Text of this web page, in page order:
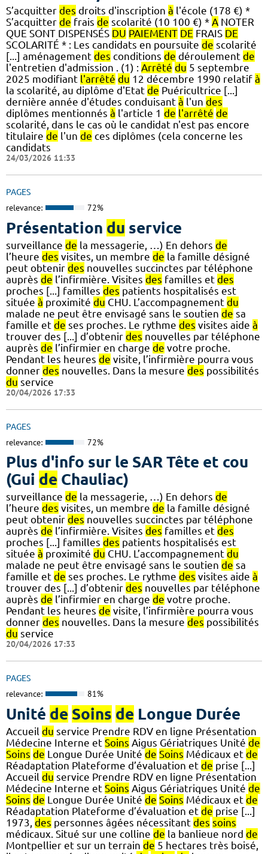
S’acquitter des droits d'inscription à l'école (178 €) *
S’acquitter de frais de scolarité (10 100 €) * A NOTER
QUE SONT DISPENSÉS DU PAIEMENT DE FRAIS DE
SCOLARITÉ * : Les candidats en poursuite de scolarité
[...] aménagement des conditions de déroulement de
l'entretien d'admission . (1) : Arrêté du 5 septembre
2025 modifiant l'arrêté du 12 décembre 1990 relatif à
la scolarité, au diplôme d'Etat de Puéricultrice [...]
dernière année d'études conduisant à l'un des
diplômes mentionnés à l'article 1 de l'arrêté de
scolarité, dans le cas où le candidat n'est pas encore
titulaire de l'un de ces diplômes (cela concerne les
candidats
24/03/2026 11:33
PAGES
relevance: 72%
Présentation du service
surveillance de la messagerie, …) En dehors de
l’heure des visites, un membre de la famille désigné
peut obtenir des nouvelles succinctes par téléphone
auprès de l’infirmière. Visites des familles et des
proches [...] familles des patients hospitalisés est
située à proximité du CHU. L’accompagnement du
malade ne peut être envisagé sans le soutien de sa
famille et de ses proches. Le rythme des visites aide à
trouver des [...] d’obtenir des nouvelles par téléphone
auprès de l’infirmier en charge de votre proche.
Pendant les heures de visite, l’infirmière pourra vous
donner des nouvelles. Dans la mesure des possibilités
du service
20/04/2026 17:33
PAGES
relevance: 72%
Plus d'info sur le SAR Tête et cou
(Gui de Chauliac)
surveillance de la messagerie, …) En dehors de
l’heure des visites, un membre de la famille désigné
peut obtenir des nouvelles succinctes par téléphone
auprès de l’infirmière. Visites des familles et des
proches [...] familles des patients hospitalisés est
située à proximité du CHU. L’accompagnement du
malade ne peut être envisagé sans le soutien de sa
famille et de ses proches. Le rythme des visites aide à
trouver des [...] d’obtenir des nouvelles par téléphone
auprès de l’infirmier en charge de votre proche.
Pendant les heures de visite, l’infirmière pourra vous
donner des nouvelles. Dans la mesure des possibilités
du service
20/04/2026 17:33
PAGES
relevance: 81%
Unité de Soins de Longue Durée
Accueil du service Prendre RDV en ligne Présentation
Médecine Interne et Soins Aigus Gériatriques Unité de
Soins de Longue Durée Unité de Soins Médicaux et de
Réadaptation Plateforme d’évaluation et de prise [...]
Accueil du service Prendre RDV en ligne Présentation
Médecine Interne et Soins Aigus Gériatriques Unité de
Soins de Longue Durée Unité de Soins Médicaux et de
Réadaptation Plateforme d’évaluation et de prise [...]
1973, des personnes âgées nécessitant des soins
médicaux. Situé sur une colline de la banlieue nord de
Montpellier et sur un terrain de 5 hectares très boisé,